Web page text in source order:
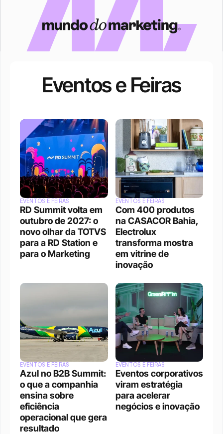
Eventos e Feiras
EVENTOS E FEIRAS
RD Summit volta em
outubro de 2027: o
novo olhar da TOTVS
para a RD Station e
para o Marketing
EVENTOS E FEIRAS
Com 400 produtos
na CASACOR Bahia,
Electrolux
transforma mostra
em vitrine de
inovação
EVENTOS E FEIRAS
Azul no B2B Summit:
o que a companhia
ensina sobre
eficiência
operacional que gera
resultado
EVENTOS E FEIRAS
Eventos corporativos
viram estratégia
para acelerar
negócios e inovação